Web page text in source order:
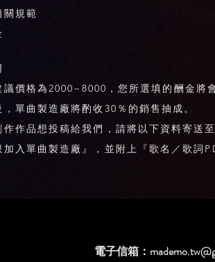
關規範
議價格為2000~8000，您所選填的酬金將
單曲製造廠將酌收30％的銷售抽成。
作作品想投稿給我們，請將以下資料寄送
加入單曲製造廠』，並附上『歌名／歌詞
電子信箱：